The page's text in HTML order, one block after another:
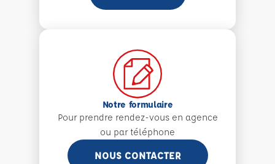
Notre formulaire
Pour prendre rendez-vous en agence
ou par téléphone
NOUS CONTACTER